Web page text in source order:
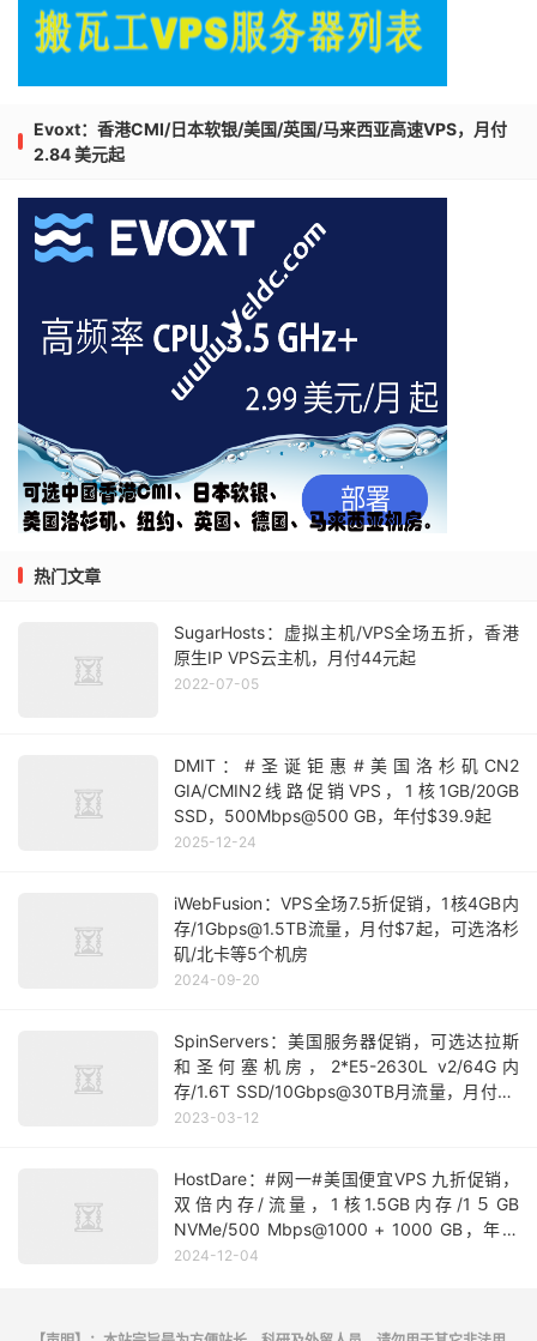
Evoxt：香港CMI/日本软银/美国/英国/马来西亚高速VPS，月付
2.84 美元起
热门文章
SugarHosts：虚拟主机/VPS全场五折，香港
原生IP VPS云主机，月付44元起
2022-07-05
DMIT：#圣诞钜惠#美国洛杉矶CN2
GIA/CMIN2线路促销VPS，1核1GB/20GB
SSD，500Mbps@500 GB，年付$39.9起
2025-12-24
iWebFusion：VPS全场7.5折促销，1核4GB内
存/1Gbps@1.5TB流量，月付$7起，可选洛杉
矶/北卡等5个机房
2024-09-20
SpinServers：美国服务器促销，可选达拉斯
和圣何塞机房，2*E5-2630L v2/64G内
存/1.6T SSD/10Gbps@30TB月流量，月付89
美元
2023-03-12
HostDare：#网一#美国便宜VPS 九折促销，
双倍内存/流量，1核1.5GB内存/1５GB
NVMe/500 Mbps@1000 + 1000 GB，年付
＄9.89起
2024-12-04